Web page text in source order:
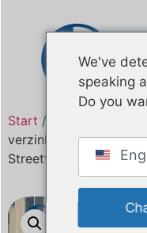
Start /
/
verzinktem Stahl für
Streetfood-Geschäft
We've
speaking
Do you